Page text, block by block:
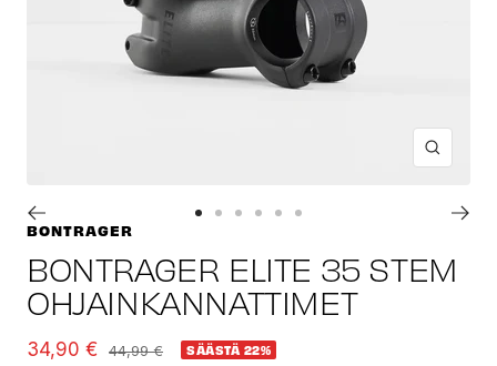
1
2
3
6
BONTRAGER
BONTRAGER ELITE 35 STEM
OHJAINKANNATTIMET
Alennushinta
34,90 € Normaalihinta
44,99 € SÄÄSTÄ 22%